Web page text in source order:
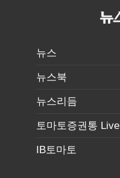
뉴스
뉴스북
뉴스리듬
토마토증권통 Live
IB토마토